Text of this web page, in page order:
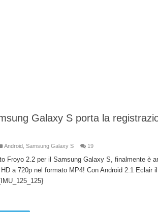
Galaxy S porta la
Android, Samsung Galaxy S 19
Froyo 2.2 per il Samsung Galaxy S, finalmente è
a 720p nel formato MP4! Con Android 2.1 Eclair